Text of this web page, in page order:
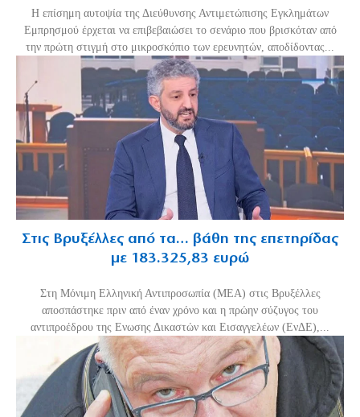
Η επίσημη αυτοψία της Διεύθυνσης Αντιμετώπισης Εγκλημάτων
Εμπρησμού έρχεται να επιβεβαιώσει το σενάριο που βρισκόταν από
την πρώτη στιγμή στο μικροσκόπιο των ερευνητών, αποδίδοντας...
Στις Βρυξέλλες από τα… βάθη της επετηρίδας
με 183.325,83 ευρώ
Στη Μόνιμη Ελληνική Αντιπροσωπία (ΜΕΑ) στις Βρυξέλλες
αποσπάστηκε πριν από έναν χρόνο και η πρώην σύζυγος του
αντιπροέδρου της Ενωσης Δικαστών και Εισαγγελέων (ΕνΔΕ),...